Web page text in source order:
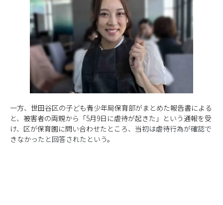
一方、世田谷区の子ども青少年局保育部がまとめた報告書による
と、被害者の両親から「5月9日に虐待が起きた」という通報を受
け、区が保育園に問い合わせたところ、 当初は虐待行為が確認で
きなかったと回答されたという。